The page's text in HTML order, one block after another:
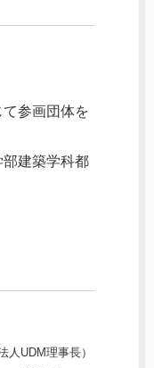
参画団体を
建築学科都
人UDM理事長）